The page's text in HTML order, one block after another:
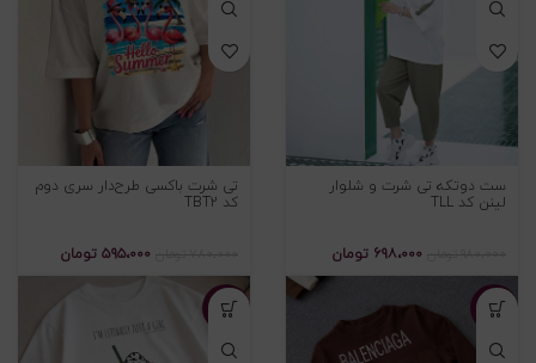
ست دوتکه تی شرت و شلوار
لینن کد TLL
۶۹۸،۰۰۰ تومان
تی شرت باکسی طرح‌دار سری دوم
کد TBT2
۵۹۵،۰۰۰ تومان
-۲۵% -۲۴%